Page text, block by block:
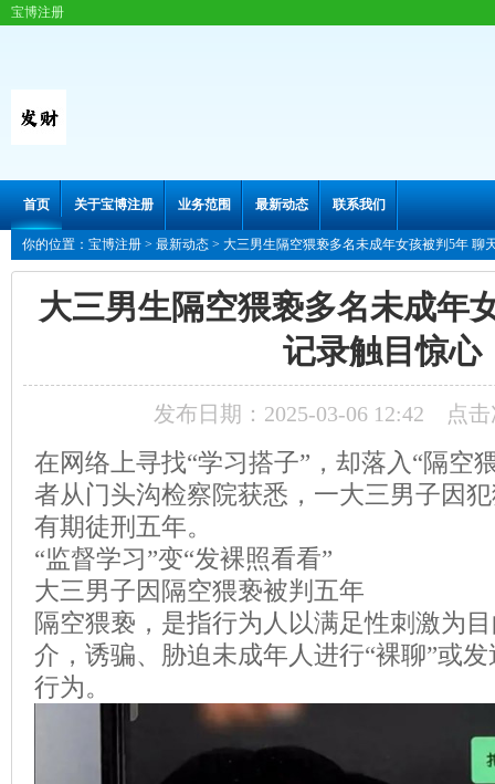
宝博注册
首页 关于宝博注册 业务范围 最新动态 联系我们
你的位置： 宝博注册 > 最新动态 > 大三男生隔空猥亵多名未成年女孩被判5年 聊
大三男生隔空猥亵多名未成年
记录触目惊心
发布日期：2025-03-06 12:42 点击
在网络上寻找“学习搭子”，却落入“隔空
者从门头沟检察院获悉，一大三男子因
有期徒刑五年。
“监督学习”变“发裸照看看”
大三男子因隔空猥亵被判五年
隔空猥亵，是指行为人以满足性刺激为
介，诱骗、胁迫未成年人进行“裸聊”或
行为。